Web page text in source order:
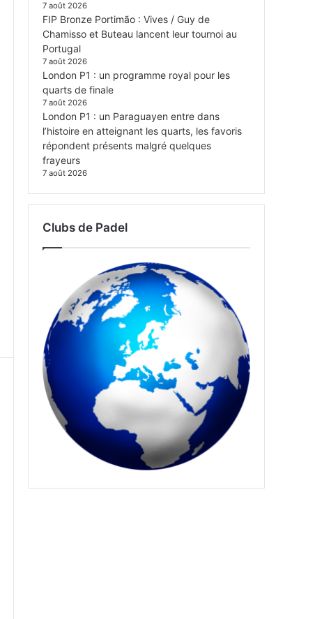
7 août 2026
FIP Bronze Portimão : Vives / Guy de
Chamisso et Buteau lancent leur tournoi au
Portugal
7 août 2026
London P1 : un programme royal pour les
quarts de finale
7 août 2026
London P1 : un Paraguayen entre dans
l’histoire en atteignant les quarts, les favoris
répondent présents malgré quelques
frayeurs
7 août 2026
Clubs de Padel